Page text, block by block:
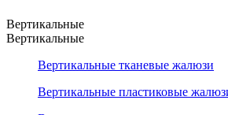
Вертикальные
Вертикальные
Вертикальные тканевые жалюзи
Вертикальные пластиковые